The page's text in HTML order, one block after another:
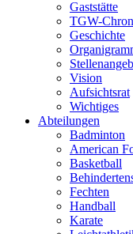
Gaststätte
TGW-
Geschichte
Vision
Aufsichtsrat
Wichtiges
Abteilungen
Badminton
American
Basketball
Fechten
Handball
Karate